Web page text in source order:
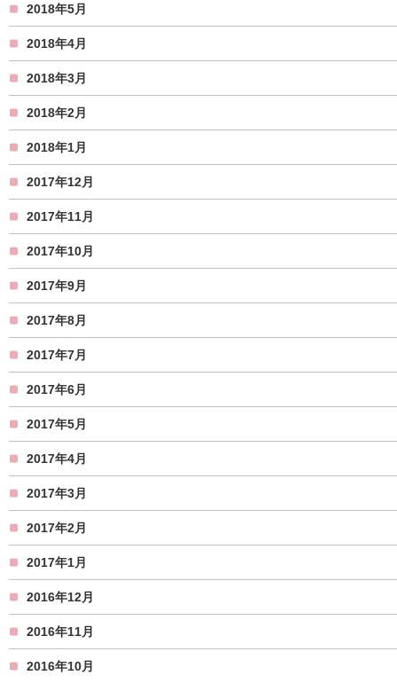
2018年5月
2018年4月
2018年3月
2018年2月
2018年1月
2017年12月
2017年11月
2017年10月
2017年9月
2017年8月
2017年7月
2017年6月
2017年5月
2017年4月
2017年3月
2017年2月
2017年1月
2016年12月
2016年11月
2016年10月